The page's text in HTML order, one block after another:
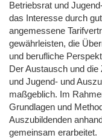
Betriebsrat und
das Interesse durch
angemessene
gewährleisten, die
und berufliche
Der Austausch und
und Jugend- und
maßgeblich. Im
Grundlagen und
Auszubildenden
gemeinsam erarbeitet.